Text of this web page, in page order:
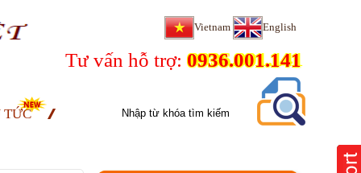
Tư vấn hỗ trợ: 0936.001.141
Vietnam English
TỨC